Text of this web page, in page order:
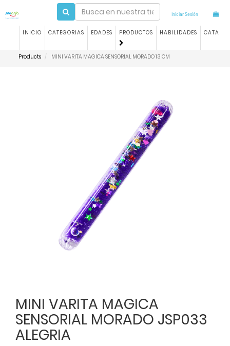
Iniciar Sesión
INICIO CATEGORIAS EDADES PRODUCTOS HABILIDADES
Products MINI VARITA MAGICA SENSORIAL MORADO 13 CM
MINI VARITA MAGICA
SENSORIAL MORADO JSP033
ALEGRIA